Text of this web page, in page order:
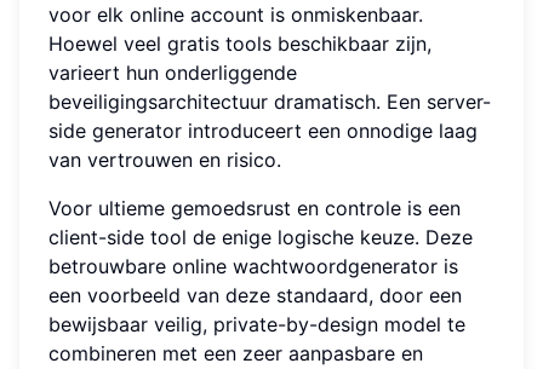
voor elk online account is onmiskenbaar.
Hoewel veel gratis tools beschikbaar zijn,
varieert hun onderliggende
beveiligingsarchitectuur dramatisch. Een server-
side generator introduceert een onnodige laag
van vertrouwen en risico.
Voor ultieme gemoedsrust en controle is een
client-side tool de enige logische keuze. Deze
betrouwbare online wachtwoordgenerator is
een voorbeeld van deze standaard, door een
bewijsbaar veilig, private-by-design model te
combineren met een zeer aanpasbare en